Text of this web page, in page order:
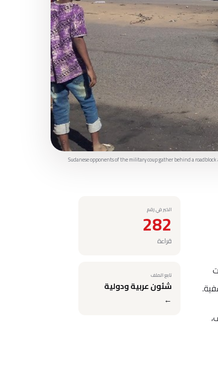
Sudanese opponents of the military coup gather behind a
الخبر في رقم
282
قراءة
تابع الملف
شئون عربية ودولية
←